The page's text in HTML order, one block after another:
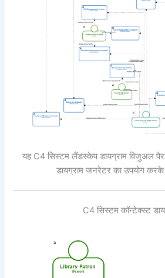
यह C4 सिस्टम लैंडस्केप डायग्राम विजुअल
डायग्राम जनरेटर का उपयोग करके
C4 सिस्टम कॉन्टेक्स्ट